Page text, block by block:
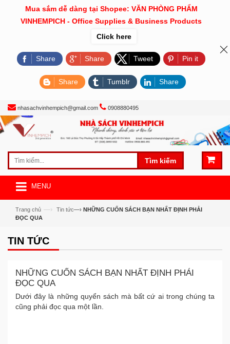
nhasachvinhempich@gmail.com 0908880495
Tìm kiếm
MENU
Trang chủ —› Tin tức—› NHỮNG CUỐN SÁCH BẠN NHẤT ĐỊNH PHẢI
ĐỌC QUA
TIN TỨC
NHỮNG CUỐN SÁCH BẠN NHẤT ĐỊNH PHẢI
ĐỌC QUA
Dưới đây là những quyển sách mà bất cứ ai trong chúng ta
cũng phải đọc qua một lần.
Mua sắm dễ dàng tại Shopee: VĂN PHÒNG PHẨM
VINHEMPICH - Office Supplies & Business Products
Click here
Share Share Tweet Pin it
Share Tumblr Share